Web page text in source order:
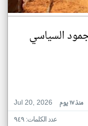
السياسي
Jul 20, 2026
منذ ١٧ يوم
عدد الكلمات: ٩٤٩